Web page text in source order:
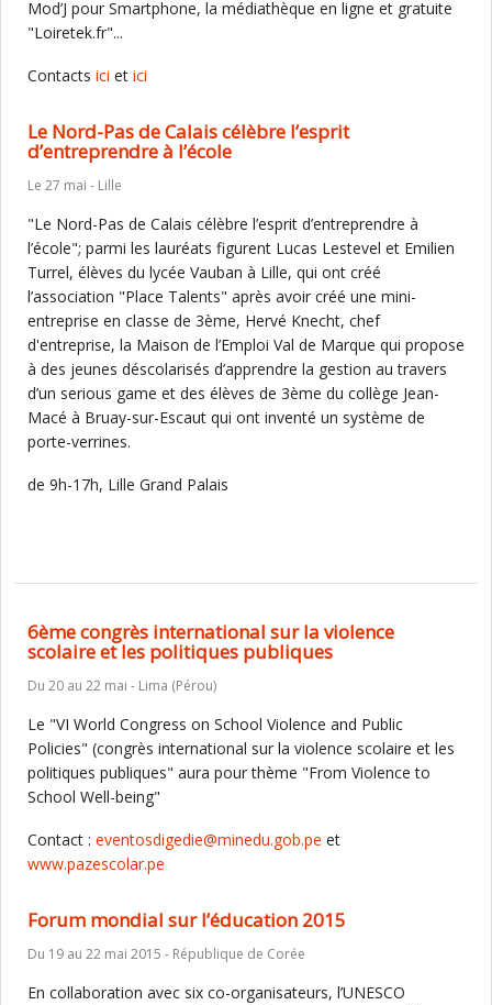
Mod’J pour Smartphone, la médiathèque en ligne et gratuite
"Loiretek.fr"...
Contacts ici et ici
Le Nord-Pas de Calais célèbre l’esprit
d’entreprendre à l’école
Le 27 mai - Lille
"Le Nord-Pas de Calais célèbre l’esprit d’entreprendre à
l’école"; parmi les lauréats figurent Lucas Lestevel et Emilien
Turrel, élèves du lycée Vauban à Lille, qui ont créé
l’association "Place Talents" après avoir créé une mini-
entreprise en classe de 3ème, Hervé Knecht, chef
d'entreprise, la Maison de l’Emploi Val de Marque qui propose
à des jeunes déscolarisés d’apprendre la gestion au travers
d’un serious game et des élèves de 3ème du collège Jean-
Macé à Bruay-sur-Escaut qui ont inventé un système de
porte-verrines.
de 9h-17h, Lille Grand Palais
6ème congrès international sur la violence
scolaire et les politiques publiques
Du 20 au 22 mai - Lima (Pérou)
Le "VI World Congress on School Violence and Public
Policies" (congrès international sur la violence scolaire et les
politiques publiques" aura pour thème "From Violence to
School Well-being"
Contact : eventosdigedie@minedu.gob.pe et
www.pazescolar.pe
Forum mondial sur l’éducation 2015
Du 19 au 22 mai 2015 - République de Corée
En collaboration avec six co-organisateurs, l’UNESCO